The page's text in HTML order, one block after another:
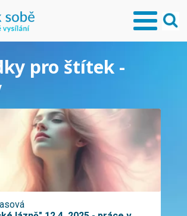
pro štítek -